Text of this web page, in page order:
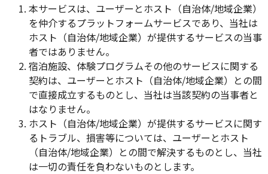
本サービスは、ユーザーとホスト（自治体/地域企業）
を仲介するプラットフォームサービスであり、当社は
ホスト（自治体/地域企業）が提供するサービスの当事
者ではありません。
宿泊施設、体験プログラムその他のサービスに関する
契約は、ユーザーとホスト（自治体/地域企業）との間
で直接成立するものとし、当社は当該契約の当事者と
はなりません。
ホスト（自治体/地域企業）が提供するサービスに関す
るトラブル、損害等については、ユーザーとホスト
（自治体/地域企業）との間で解決するものとし、当社
は一切の責任を負わないものとします。